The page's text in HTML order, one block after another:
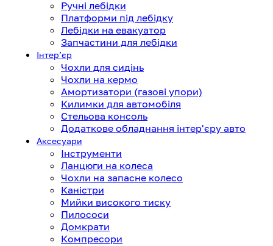
Ручні лебідки
Платформи під лебідку
Лебідки на евакуатор
Запчастини для лебідки
Інтерʼєр
Чохли для сидінь
Чохли на кермо
Амортизатори (газові упори)
Килимки для автомобіля
Стельова консоль
Додаткове обладнання інтер'єру авто
Аксесуари
Інструменти
Ланцюги на колеса
Чохли на запасне колесо
Каністри
Мийки високого тиску
Пилососи
Домкрати
Компресори